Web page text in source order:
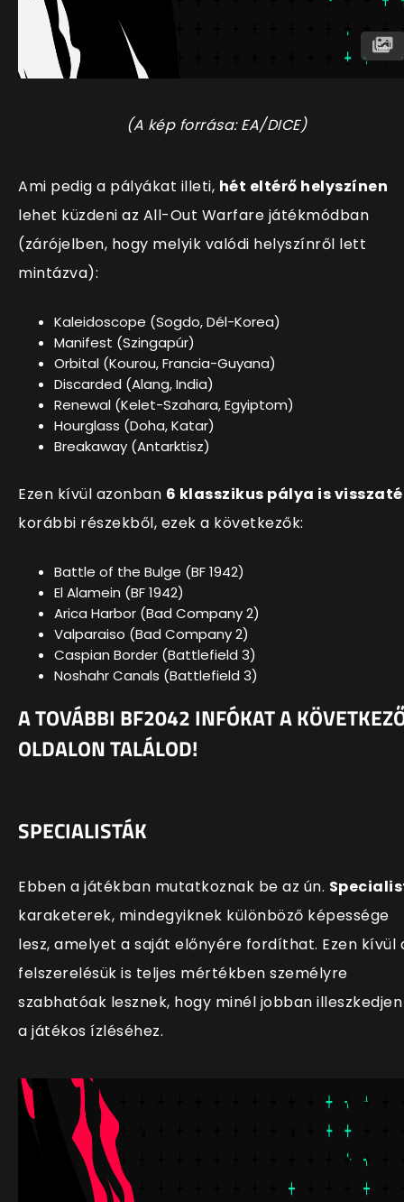
(A kép forrása: EA/DICE)
Ami pedig a pályákat illeti, hét eltérő helyszínen
lehet küzdeni az All-Out Warfare játékmódban
(zárójelben, hogy melyik valódi helyszínről lett
mintázva):
Kaleidoscope (Sogdo, Dél-Korea)
Manifest (Szingapúr)
Orbital (Kourou, Francia-Guyana)
Discarded (Alang, India)
Renewal (Kelet-Szahara, Egyiptom)
Hourglass (Doha, Katar)
Breakaway (Antarktisz)
Ezen kívül azonban 6 klasszikus pálya is
korábbi részekből, ezek a következők:
Battle of the Bulge (BF 1942)
El Alamein (BF 1942)
Arica Harbor (Bad Company 2)
Valparaiso (Bad Company 2)
Caspian Border (Battlefield 3)
Noshahr Canals (Battlefield 3)
A TOVÁBBI BF2042 INFÓKAT A
OLDALON TALÁLOD!
SPECIALISTÁK
Ebben a játékban mutatkoznak be az ún.
karaketerek, mindegyiknek különböző képessége
lesz, amelyet a saját előnyére fordíthat. Ezen kívül
felszerelésük is teljes mértékben személyre
szabhatóak lesznek, hogy minél jobban illeszkedjen
a játékos ízléséhez.